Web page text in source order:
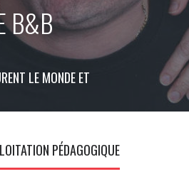
B&B
LE MONDE ET
PÉDAGOGIQUE